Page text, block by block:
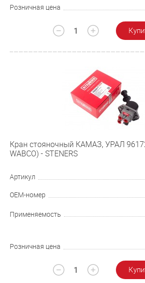
Розничная цена
Кран стояночный КАМАЗ, УРАЛ
WABCO) - STENERS
Артикул
OEM-номер
Применяемость
Розничная цена